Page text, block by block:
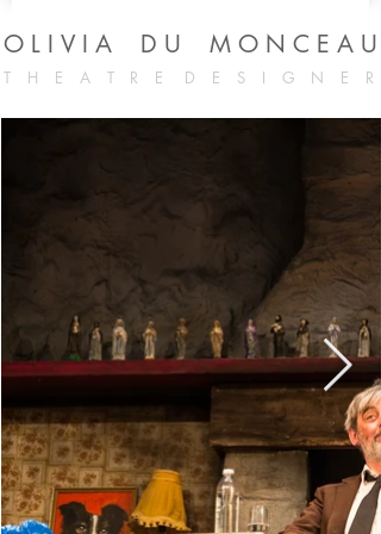
OLIVIA DU MONCEAU
T H E A T R E D E S I G N E R